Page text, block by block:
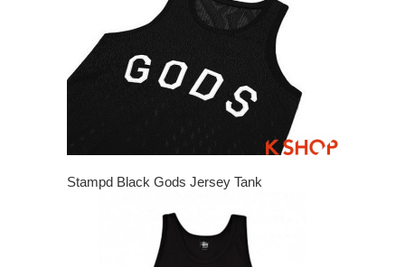
Stampd Black Gods Jersey Tank